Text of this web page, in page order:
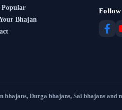
Popular
Bhajan
Follow
Durga bhajans, Sai bhajans and